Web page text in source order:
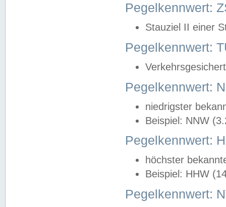
Pegelkennwert:
Stauziel II einer
Pegelkennwert:
Pegelkennwert:
niedrigster
Beispiel: NNW
Pegelkennwert:
höchster
Beispiel: HHW
Pegelkennwert: